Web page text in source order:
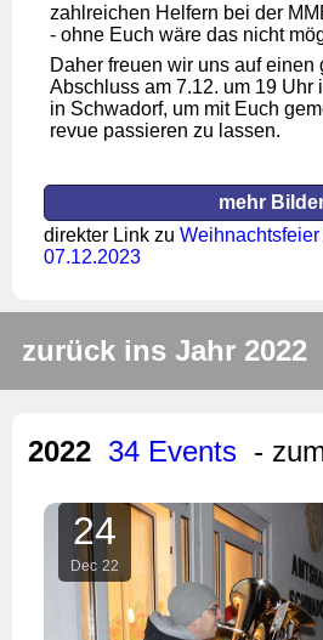
zahlreichen Helfern bei der
- ohne Euch wäre das nicht
Daher freuen wir uns auf einen
Abschluss am 7.12. um 19 Uhr
in Schwadorf, um mit Euch
revue passieren zu lassen.
mehr
direkter Link zu
07.12.2023
zurück ins Jahr 2022
2022 34 Events -
24
Dec 22